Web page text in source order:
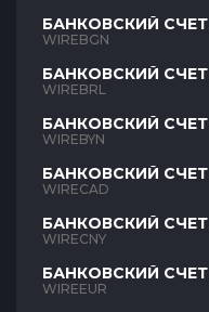
БАНКОВСКИЙ СЧЕТ
BGN
WIREBGN
БАНКОВСКИЙ СЧЕТ
BRL
WIREBRL
БАНКОВСКИЙ СЧЕТ
BYN
WIREBYN
БАНКОВСКИЙ СЧЕТ
CAD
WIRECAD
БАНКОВСКИЙ СЧЕТ
CNY
WIRECNY
БАНКОВСКИЙ СЧЕТ
EUR
WIREEUR